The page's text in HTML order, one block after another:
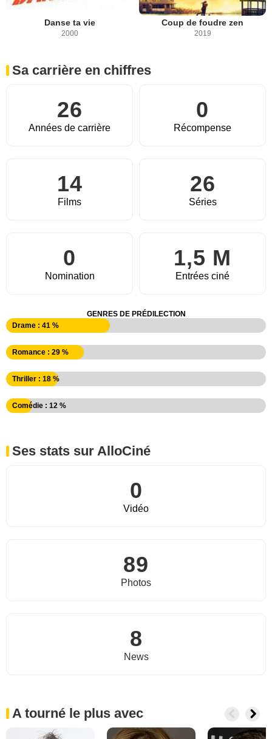
Danse ta vie
2000
Coup de foudre zen
2019
Sa carrière en chiffres
26
Années de carrière
0
Récompense
14
Films
26
Séries
0
Nomination
1,5 M
Entrées ciné
GENRES DE PRÉDILECTION
Drame : 41 %
Romance : 29 %
Thriller : 18 %
Comédie : 12 %
Ses stats sur AlloCiné
0
Vidéo
89
Photos
8
News
A tourné le plus avec